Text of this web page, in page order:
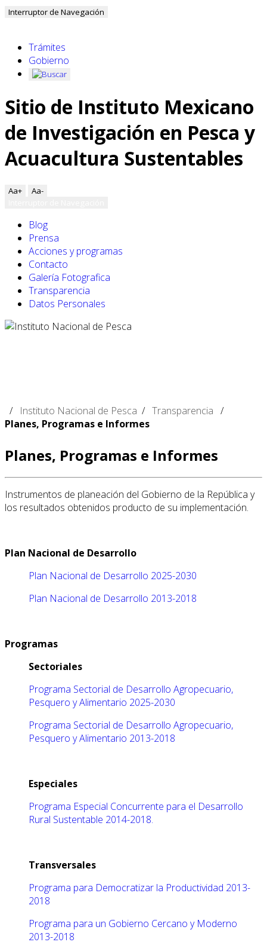
Interruptor de Navegación
Trámites
Gobierno
Sitio de Instituto Mexicano
de Investigación en Pesca y
Acuacultura Sustentables
Aa+
Aa-
Blog
Prensa
Acciones y programas
Contacto
Galería Fotografica
Transparencia
Datos Personales
/ Instituto Nacional de Pesca / Transparencia /
Planes, Programas e Informes
Planes, Programas e Informes
Instrumentos de planeación del Gobierno de la República y
los resultados obtenidos producto de su implementación.
Plan Nacional de Desarrollo
Plan Nacional de Desarrollo 2025-2030
Plan Nacional de Desarrollo 2013-2018
Programas
Sectoriales
Programa Sectorial de Desarrollo Agropecuario,
Pesquero y Alimentario 2025-2030
Programa Sectorial de Desarrollo Agropecuario,
Pesquero y Alimentario 2013-2018
Especiales
Programa Especial Concurrente para el Desarrollo
Rural Sustentable 2014-2018.
Transversales
Programa para Democratizar la Productividad 2013-
2018
Programa para un Gobierno Cercano y Moderno
2013-2018